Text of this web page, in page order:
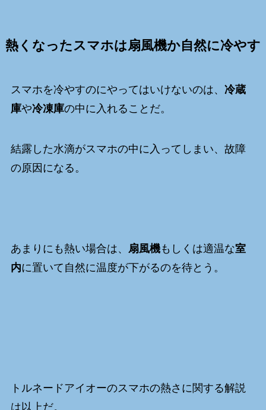
熱くなったスマホは扇風機か自然に冷やす
スマホを冷やすのにやってはいけないのは、 冷蔵
庫や冷凍庫の中に入れることだ。
結露した水滴がスマホの中に入ってしまい、故障
の原因になる。
あまりにも熱い場合は、 扇風機もしくは適温な室
内に置いて自然に温度が下がるのを待とう。
トルネードアイオーのスマホの熱さに関する解説
は以上だ。